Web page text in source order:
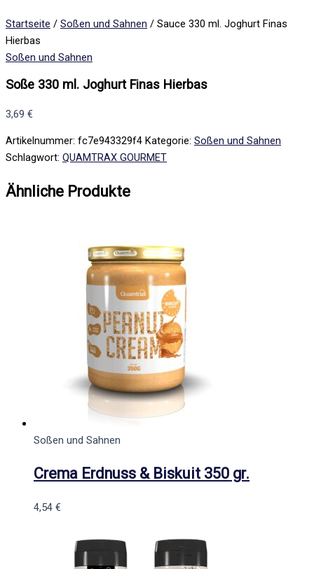
Startseite / Soßen und Sahnen / Sauce 330 ml. Joghurt Finas
Hierbas
Soßen und Sahnen
Soße 330 ml. Joghurt Finas Hierbas
3,69 €
Artikelnummer: fc7e943329f4 Kategorie: Soßen und Sahnen
Schlagwort: QUAMTRAX GOURMET
Ähnliche Produkte
Soßen und Sahnen
Crema Erdnuss & Biskuit 350 gr.
4,54 €